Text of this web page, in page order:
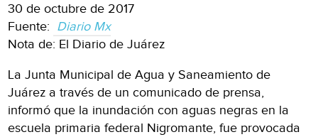
30 de octubre de 2017
Fuente: Diario Mx
Nota de: El Diario de Juárez
La Junta Municipal de Agua y Saneamiento de
Juárez a través de un comunicado de prensa,
informó que la inundación con aguas negras en la
escuela primaria federal Nigromante, fue provocada